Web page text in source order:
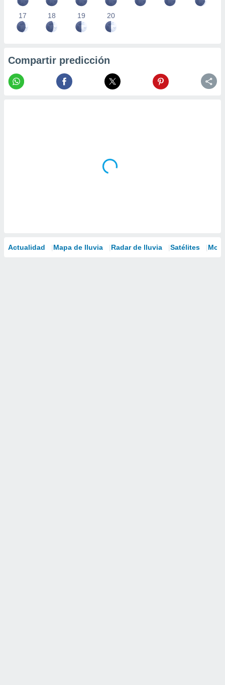
17 18 19 20
Compartir predicción
Actualidad Mapa de lluvia Radar de lluvia Satélites